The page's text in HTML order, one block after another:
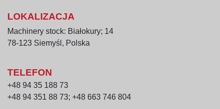
LOKALIZACJA
Machinery stock: Białokury; 14
78-123 Siemyśl, Polska
TELEFON
+48 94 35 188 73
+48 94 351 88 73; +48 663 746 804